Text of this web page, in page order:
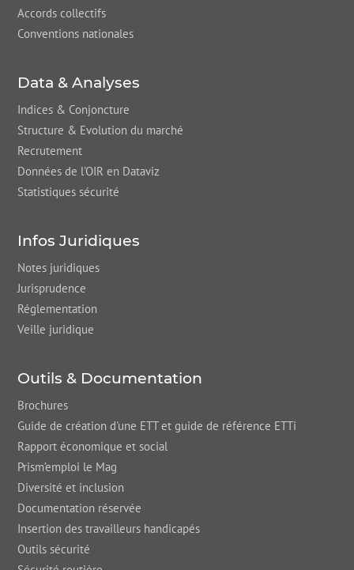
Accords collectifs
Conventions nationales
Data & Analyses
Indices & Conjoncture
Structure & Evolution du marché
Recrutement
Données de l'OIR en Dataviz
Statistiques sécurité
Infos Juridiques
Notes juridiques
Jurisprudence
Réglementation
Veille juridique
Outils & Documentation
Brochures
Guide de création d'une ETT et guide de référence ETTi
Rapport économique et social
Prism’emploi le Mag
Diversité et inclusion
Documentation réservée
Insertion des travailleurs handicapés
Outils sécurité